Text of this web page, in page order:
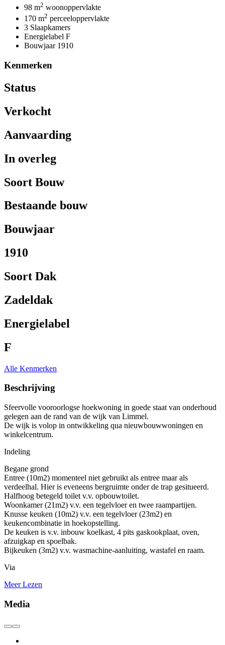
98 m2 woonoppervlakte
170 m2 perceeloppervlakte
3 Slaapkamers
Energielabel F
Bouwjaar 1910
Kenmerken
Status
Verkocht
Aanvaarding
In overleg
Soort Bouw
Bestaande bouw
Bouwjaar
1910
Soort Dak
Zadeldak
Energielabel
F
Alle Kenmerken
Beschrijving
Sfeervolle vooroorlogse hoekwoning in goede staat van onderhoud
gelegen aan de rand van de wijk van Limmel.
De wijk is volop in ontwikkeling qua nieuwbouwwoningen en
winkelcentrum.
Indeling
Begane grond
Entree (10m2) momenteel niet gebruikt als entree maar als
verdeelhal. Hier is eveneens bergruimte onder de trap gesitueerd.
Halfhoog betegeld toilet v.v. opbouwtoilet.
Woonkamer (21m2) v.v. een tegelvloer en twee raampartijen.
Knusse keuken (10m2) v.v. een tegelvloer (23m2) en
keukencombinatie in hoekopstelling.
De keuken is v.v. inbouw koelkast, 4 pits gaskookplaat, oven,
afzuigkap en spoelbak.
Bijkeuken (3m2) v.v. wasmachine-aanluiting, wastafel en raam.
Via
Meer Lezen
Media